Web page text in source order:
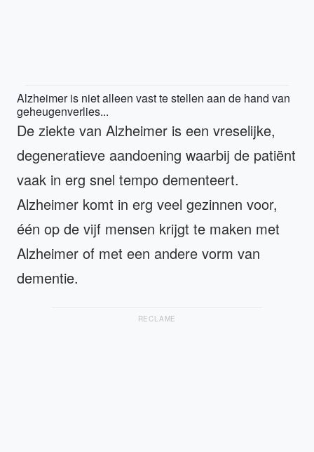
Alzheimer is niet alleen vast te stellen aan de hand van
geheugenverlies...
De ziekte van Alzheimer is een vreselijke,
degeneratieve aandoening waarbij de patiënt
vaak in erg snel tempo dementeert.
Alzheimer komt in erg veel gezinnen voor,
één op de vijf mensen krijgt te maken met
Alzheimer of met een andere vorm van
dementie.
RECLAME